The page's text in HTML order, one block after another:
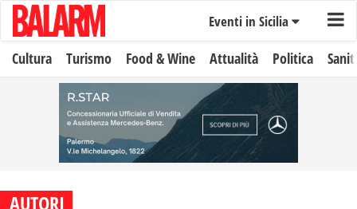
Eventi in Sicilia
Cultura Turismo Food & Wine Attualità Politica
AUTORI